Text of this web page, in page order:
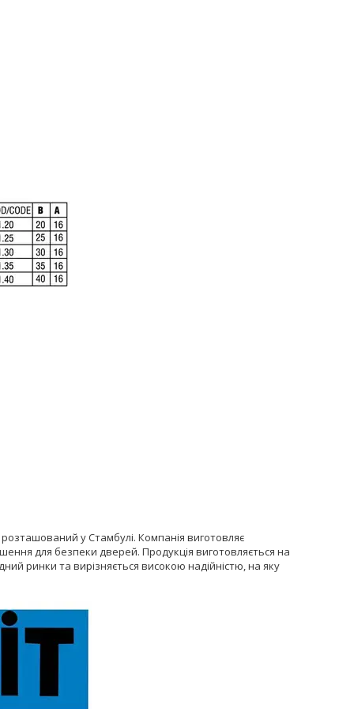
у Стамбулі. Компанія виготовляє
для безпеки дверей. Продукція виготовляється на
ринки та вирізняється високою надійністю, на яку